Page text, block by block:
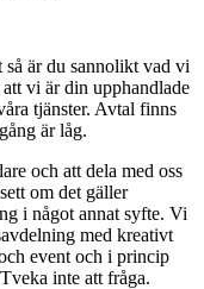
är du sannolikt vad vi
vi är din upphandlade
tjänster. Avtal finns
är låg.
och att dela med oss
om det gäller
i något annat syfte. Vi
med kreativt
event och i princip
inte att fråga.